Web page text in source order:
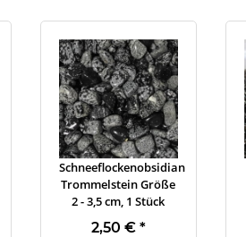
Schneeflockenobsidian
Trommelstein Größe
2 - 3,5 cm, 1 Stück
2,50 € *